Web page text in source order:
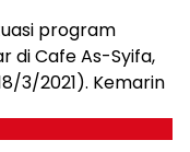
program
di Cafe As-Syifa,
3/2021). Kemarin